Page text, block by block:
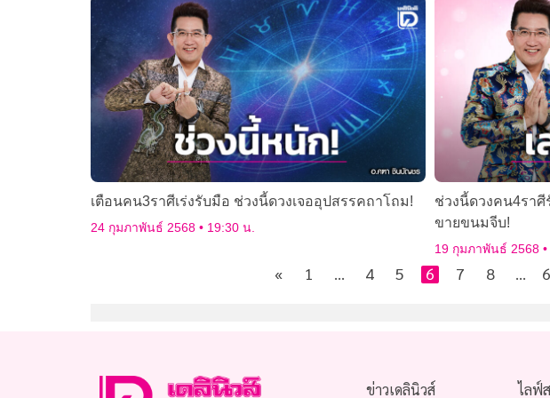
เตือนคน3ราศีเร่งรับมือ ช่วงนี้ดวงเจออุปสรรคถาโถม!
24 กุมภาพันธ์ 2568 19:30 น.
ช่วงนี้ดวงคน4รา
ขายขนมจีบ!
19 กุมภาพันธ์ 2568
« 1 … 4 5 6 7 8 …
ข่าวเดลินิวส์ ไลฟ์